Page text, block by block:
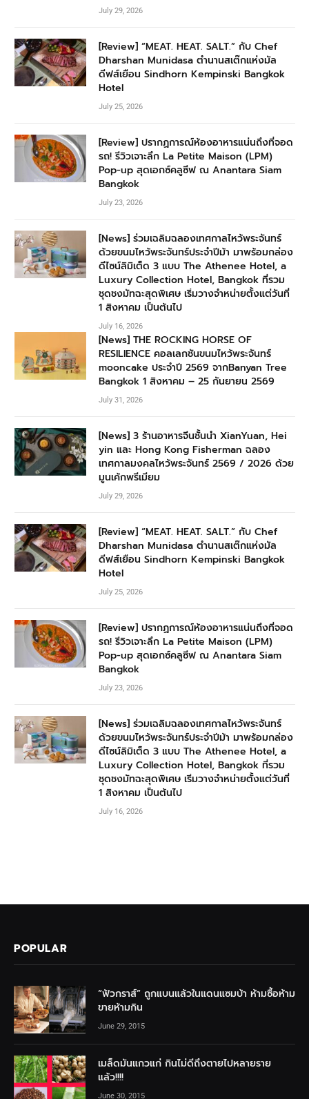
July 29, 2026
[Review] “MEAT. HEAT. SALT.” กับ Chef
Dharshan Munidasa ตำนานสเต๊กแห่งมัล
ดีฟส์เยือน Sindhorn Kempinski Bangkok
Hotel
July 25, 2026
[Review] ปรากฏการณ์ห้องอาหารแน่นถึงที่จอด
รถ! รีวิวเจาะลึก La Petite Maison (LPM)
Pop-up สุดเอกซ์คลูซีฟ ณ Anantara Siam
Bangkok
July 23, 2026
[News] ร่วมเฉลิมฉลองเทศกาลไหว้พระจันทร์
ด้วยขนมไหว้พระจันทร์ประจำปีม้า มาพร้อมกล่อง
ดีไซน์ลิมิเต็ด 3 แบบ The Athenee Hotel, a
Luxury Collection Hotel, Bangkok ที่รวม
ชุดชงมัทฉะสุดพิเศษ เริ่มวางจำหน่ายตั้งแต่วันที่
1 สิงหาคม เป็นต้นไป
July 16, 2026
[News] THE ROCKING HORSE OF
RESILIENCE คอลเลกชันขนมไหว้พระจันทร์
mooncake ประจำปี 2569 จากBanyan Tree
Bangkok 1 สิงหาคม – 25 กันยายน 2569
July 31, 2026
[News] 3 ร้านอาหารจีนชั้นนำ XianYuan, Hei
yin และ Hong Kong Fisherman ฉลอง
เทศกาลมงคลไหว้พระจันทร์ 2569 / 2026 ด้วย
มูนเค้กพรีเมียม
July 29, 2026
[Review] “MEAT. HEAT. SALT.” กับ Chef
Dharshan Munidasa ตำนานสเต๊กแห่งมัล
ดีฟส์เยือน Sindhorn Kempinski Bangkok
Hotel
July 25, 2026
[Review] ปรากฏการณ์ห้องอาหารแน่นถึงที่จอด
รถ! รีวิวเจาะลึก La Petite Maison (LPM)
Pop-up สุดเอกซ์คลูซีฟ ณ Anantara Siam
Bangkok
July 23, 2026
[News] ร่วมเฉลิมฉลองเทศกาลไหว้พระจันทร์
ด้วยขนมไหว้พระจันทร์ประจำปีม้า มาพร้อมกล่อง
ดีไซน์ลิมิเต็ด 3 แบบ The Athenee Hotel, a
Luxury Collection Hotel, Bangkok ที่รวม
ชุดชงมัทฉะสุดพิเศษ เริ่มวางจำหน่ายตั้งแต่วันที่
1 สิงหาคม เป็นต้นไป
July 16, 2026
POPULAR
“ฟัวกราส์” ถูกแบนแล้วในแดนแซมบ้า ห้ามซื้อห้าม
ขายห้ามกิน
June 29, 2015
เมล็ดมันแกวแก่ กินไม่ดีถึงตายไปหลายราย
แล้ว!!!!
June 30, 2015